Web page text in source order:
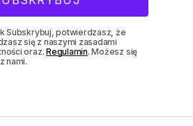
Subskrybuj, potwierdzasz, że
się z naszymi zasadami
oraz.Regulamin. Możesz się
nami.